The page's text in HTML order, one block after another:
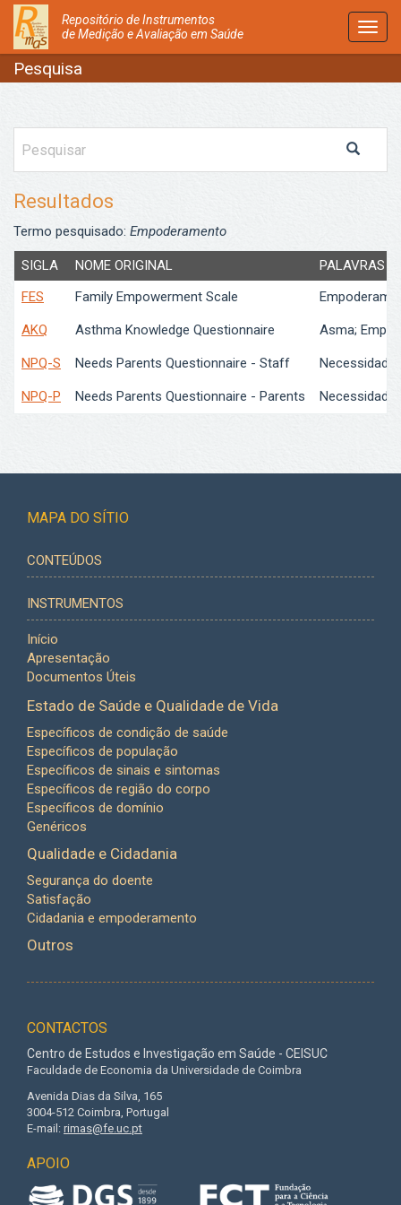
Repositório de Instrumentos
de Medição e Avaliação em Saúde
Pesquisa
Resultados
Termo pesquisado: Empoderamento
SIGLA NOME ORIGINAL
PALAVRAS
FES
Family Empowerment Scale
AKQ Asthma Knowledge Questionnaire Asma;
NPQ-S Needs Parents Questionnaire - Staff
NPQ-P Needs Parents Questionnaire - Parents
MAPA DO SÍTIO
CONTEÚDOS
INSTRUMENTOS
Início
Apresentação
Documentos Úteis
Estado de Saúde e Qualidade de Vida
Específicos de condição de saúde
Específicos de população
Específicos de sinais e sintomas
Específicos de região do corpo
Específicos de domínio
Genéricos
Qualidade e Cidadania
Segurança do doente
Satisfação
Cidadania e empoderamento
Outros
CONTACTOS
Centro de Estudos e Investigação em Saúde - CEISUC
Faculdade de Economia da Universidade de Coimbra
Avenida Dias da Silva, 165
3004-512 Coimbra, Portugal
E-mail: rimas@fe.uc.pt
APOIO